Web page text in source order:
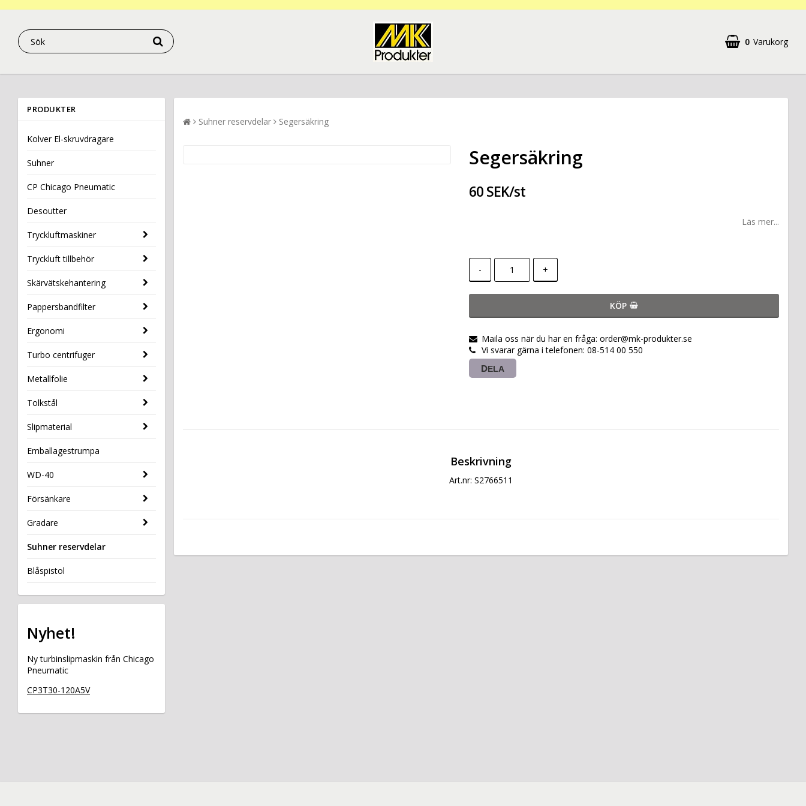
0 Varukorg
PRODUKTER
Kolver El-skruvdragare
Suhner
CP Chicago Pneumatic
Desoutter
Tryckluftmaskiner
Tryckluft tillbehör
Skärvätskehantering
Pappersbandfilter
Ergonomi
Turbo centrifuger
Metallfolie
Tolkstål
Slipmaterial
Emballagestrumpa
WD-40
Försänkare
Gradare
Suhner reservdelar
Blåspistol
Nyhet!
Ny turbinslipmaskin från Chicago
Pneumatic
CP3T30-120A5V
Suhner reservdelar Segersäkring
Segersäkring
60 SEK/st
Läs mer...
- +
KÖP
Maila oss när du har en fråga: order@mk-produkter.se
Vi svarar gärna i telefonen: 08-514 00 550
DELA
Beskrivning
Art.nr: S2766511